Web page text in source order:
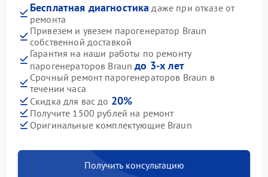
Бесплатная диагностика даже при отказе от
ремонта
Привезем и увезем парогенератор Braun
собственной доставкой
Гарантия на наши работы по ремонту
парогенераторов Braunдо 3-х лет
Срочный ремонт парогенераторов Braun в
течении часа
Скидка для вас до 20%
Получите 1500 рублей на ремонт
Оригинальные комплектующие Braun
Получить консультацию